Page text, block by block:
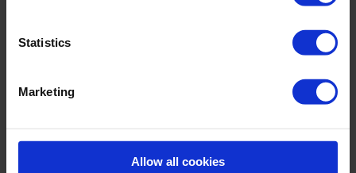
Statistics
Marketing
Allow all cookies